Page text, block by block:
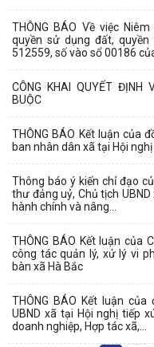
THÔNG BÁO Về việc
quyền sử dụng đất,
512559, số vào sổ 00186
CÔNG KHAI QUYẾT ĐỊNH
BUỘC
THÔNG BÁO Kết luận của
ban nhân dân xã tại Hội
Thông báo ý kiến chỉ đạo
thư đảng uỷ, Chủ tịch
hành chính và nâng...
THÔNG BÁO Kết luận của
công tác quản lý, xử lý vi
bàn xã Hà Bắc
THÔNG BÁO Kết luận
UBND xã tại Hội nghị tiếp
doanh nghiệp, Hợp tác xã,...